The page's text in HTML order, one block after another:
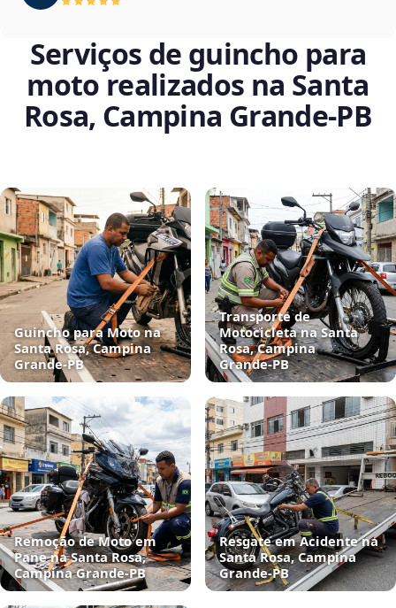
Serviços de guincho para
moto realizados na Santa
Rosa, Campina Grande‑PB
Guincho para Moto na
Santa Rosa, Campina
Grande‑PB
Transporte de
Motocicleta na Santa
Rosa, Campina
Grande‑PB
Remoção de Moto em
Pane na Santa Rosa,
Campina Grande‑PB
Resgate em Acidente na
Santa Rosa, Campina
Grande‑PB